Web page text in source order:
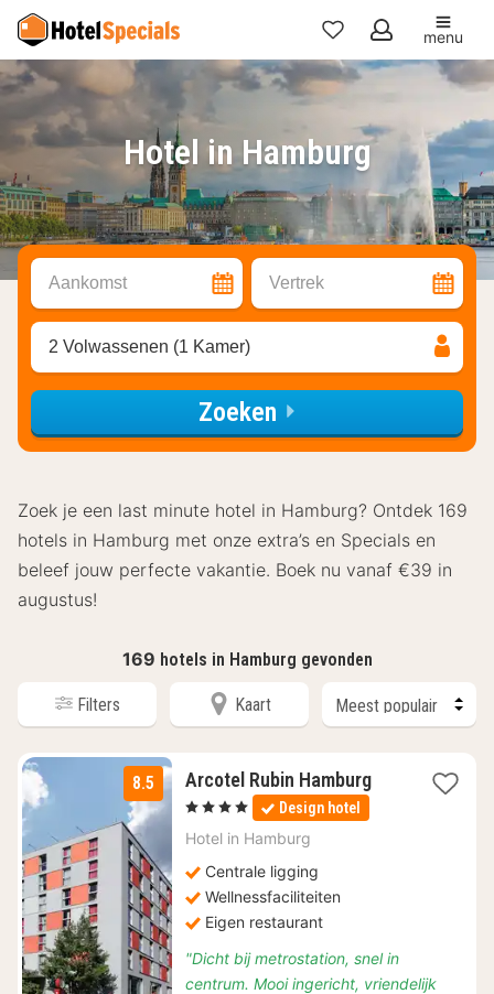
Mijn
favorieten
menu
Hotel in Hamburg
Aankomst Vertrek
2 Volwassenen (1 Kamer)
Zoeken
Zoek je een last minute hotel in Hamburg? Ontdek 169
hotels in Hamburg met onze extra’s en Specials en
beleef jouw perfecte vakantie. Boek nu vanaf €39 in
augustus!
169 hotels in Hamburg gevonden
Filters Kaart
8.5 Arcotel Rubin Hamburg1
, 4 Sterren Design hotel
Hotel in Hamburg
Centrale ligging
Wellnessfaciliteiten
Eigen restaurant
"Dicht bij metrostation, snel in
centrum. Mooi ingericht, vriendelijk